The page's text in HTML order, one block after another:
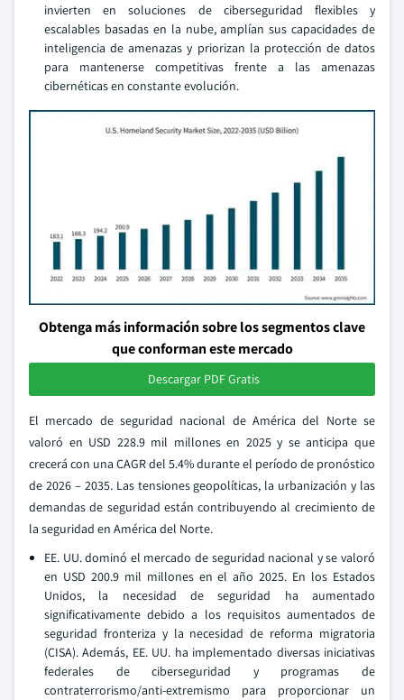
invierten en soluciones de ciberseguridad flexibles y
escalables basadas en la nube, amplían sus capacidades de
inteligencia de amenazas y priorizan la protección de datos
para mantenerse competitivas frente a las amenazas
cibernéticas en constante evolución.
Obtenga más información sobre los segmentos clave
que conforman este mercado
Descargar PDF Gratis
El mercado de seguridad nacional de América del Norte se
valoró en USD 228.9 mil millones en 2025 y se anticipa que
crecerá con una CAGR del 5.4% durante el período de pronóstico
de 2026 – 2035. Las tensiones geopolíticas, la urbanización y las
demandas de seguridad están contribuyendo al crecimiento de
la seguridad en América del Norte.
EE. UU. dominó el mercado de seguridad nacional y se valoró
en USD 200.9 mil millones en el año 2025. En los Estados
Unidos, la necesidad de seguridad ha aumentado
significativamente debido a los requisitos aumentados de
seguridad fronteriza y la necesidad de reforma migratoria
(CISA). Además, EE. UU. ha implementado diversas iniciativas
federales de ciberseguridad y programas de
contraterrorismo/anti-extremismo para proporcionar un